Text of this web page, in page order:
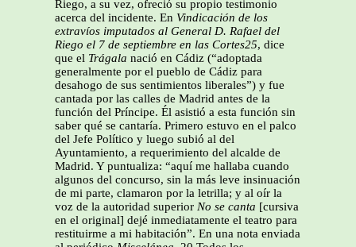
Riego, a su vez, ofreció su propio testimonio
acerca del incidente. En Vindicación de los
extravíos imputados al General D. Rafael del
Riego el 7 de septiembre en las Cortes25, dice
que el Trágala nació en Cádiz (“adoptada
generalmente por el pueblo de Cádiz para
desahogo de sus sentimientos liberales”) y fue
cantada por las calles de Madrid antes de la
función del Príncipe. Él asistió a esta función sin
saber qué se cantaría. Primero estuvo en el palco
del Jefe Político y luego subió al del
Ayuntamiento, a requerimiento del alcalde de
Madrid. Y puntualiza: “aquí me hallaba cuando
algunos del concurso, sin la más leve insinuación
de mi parte, clamaron por la letrilla; y al oír la
voz de la autoridad superior No se canta [cursiva
en el original] dejé inmediatamente el teatro para
restituirme a mi habitación”. En una nota enviada